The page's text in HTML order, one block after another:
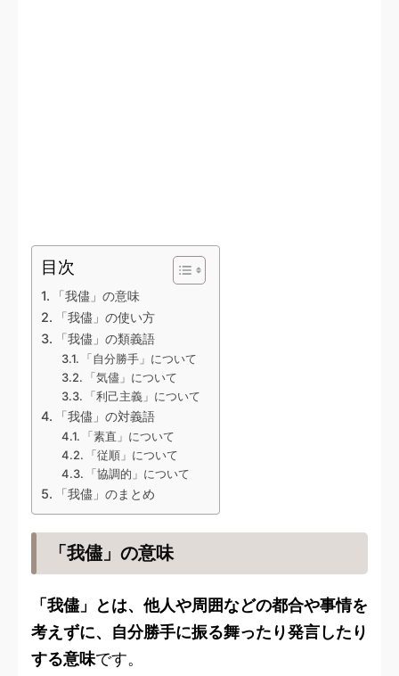
目次
「我儘」の意味
「我儘」の使い方
「我儘」の類義語
「自分勝手」について
「気儘」について
「利己主義」について
「我儘」の対義語
「素直」について
「従順」について
「協調的」について
「我儘」のまとめ
「我儘」の意味
「我儘」とは、他人や周囲などの都合や事情を
考えずに、自分勝手に振る舞ったり発言したり
する意味です。